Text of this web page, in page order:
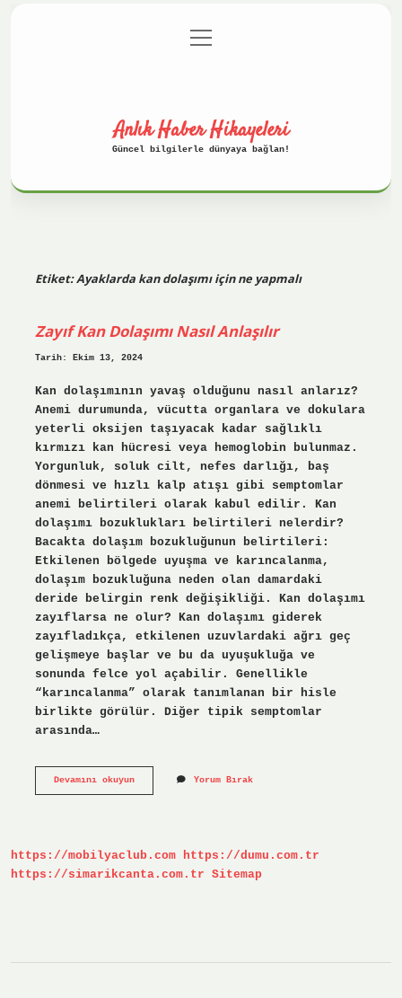
Gizlilik Politikası
menüyü
aç
Anlık Haber Hikayeleri
Güncel bilgilerle dünyaya bağlan!
Etiket:Ayaklarda kan dolaşımı için ne yapmalı
Zayıf Kan Dolaşımı Nasıl Anlaşılır
Tarih: Ekim 13, 2024
Kan dolaşımının yavaş olduğunu nasıl anlarız?
Anemi durumunda, vücutta organlara ve dokulara
yeterli oksijen taşıyacak kadar sağlıklı
kırmızı kan hücresi veya hemoglobin bulunmaz.
Yorgunluk, soluk cilt, nefes darlığı, baş
dönmesi ve hızlı kalp atışı gibi semptomlar
anemi belirtileri olarak kabul edilir. Kan
dolaşımı bozuklukları belirtileri nelerdir?
Bacakta dolaşım bozukluğunun belirtileri:
Etkilenen bölgede uyuşma ve karıncalanma,
dolaşım bozukluğuna neden olan damardaki
deride belirgin renk değişikliği. Kan dolaşımı
zayıflarsa ne olur? Kan dolaşımı giderek
zayıfladıkça, etkilenen uzuvlardaki ağrı geç
gelişmeye başlar ve bu da uyuşukluğa ve
sonunda felce yol açabilir. Genellikle
“karıncalanma” olarak tanımlanan bir hisle
birlikte görülür. Diğer tipik semptomlar
arasında…
Devamını okuyunZayıf
Yorum Bırak
https://mobilyaclub.com https://dumu.com.tr
https://simarikcanta.com.tr Sitemap